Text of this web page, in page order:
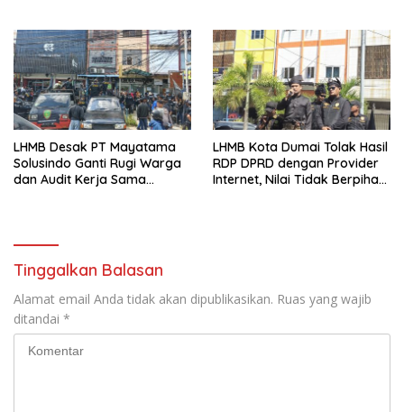
kepada Masyarakat
LHMB Desak PT Mayatama
Solusindo Ganti Rugi Warga
dan Audit Kerja Sama
LHMB Kota Dumai Tolak Hasil
RDP DPRD dengan Provider
Internet, Nilai Tidak Berpihak
Tinggalkan Balasan
Alamat email Anda tidak akan dipublikasikan. Ruas yang wajib
ditandai *